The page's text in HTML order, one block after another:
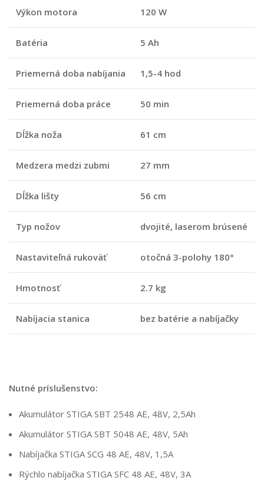
Výkon motora 120 W
Batéria 5 Ah
Priemerná doba nabíjania 1,5-4 hod
Priemerná doba práce 50 min
Dĺžka noža 61 cm
Medzera medzi zubmi 27 mm
Dĺžka lišty 56 cm
Typ nožov dvojité, laserom brúsené
Nastaviteľná rukoväť otočná 3-polohy 180°
Hmotnosť 2.7 kg
Nabíjacia stanica bez batérie a nabíjačky
Nutné príslušenstvo:
Akumulátor STIGA SBT 2548 AE, 48V, 2,5Ah
Akumulátor STIGA SBT 5048 AE, 48V, 5Ah
Nabíjačka STIGA SCG 48 AE, 48V, 1,5A
Rýchlo nabíjačka STIGA SFC 48 AE, 48V, 3A